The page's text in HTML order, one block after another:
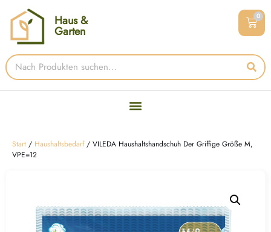
Haus &
Garten
0
Start / Haushaltsbedarf/ VILEDA Haushaltshandschuh Der Griffige Größe M,
VPE=12